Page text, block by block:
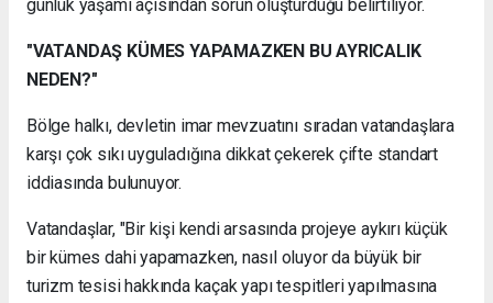
günlük yaşamı açısından sorun oluşturduğu belirtiliyor.
"VATANDAŞ KÜMES YAPAMAZKEN BU AYRICALIK
NEDEN?"
Bölge halkı, devletin imar mevzuatını sıradan vatandaşlara
karşı çok sıkı uyguladığına dikkat çekerek çifte standart
iddiasında bulunuyor.
Vatandaşlar, "Bir kişi kendi arsasında projeye aykırı küçük
bir kümes dahi yapamazken, nasıl oluyor da büyük bir
turizm tesisi hakkında kaçak yapı tespitleri yapılmasına